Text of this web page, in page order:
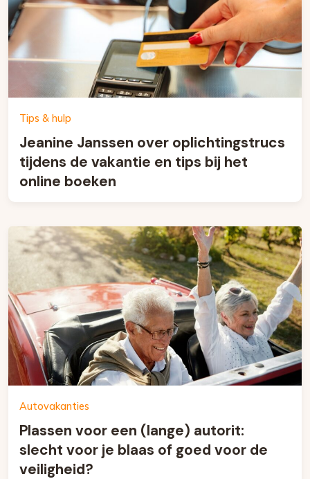
Tips & hulp
Jeanine Janssen over oplichtingstrucs
tijdens de vakantie en tips bij het
online boeken
Autovakanties
Plassen voor een (lange) autorit:
slecht voor je blaas of goed voor de
veiligheid?